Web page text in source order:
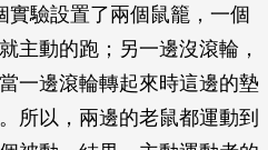
驗設置了兩個鼠籠，一個
主動的跑；另一邊沒滾輪，
一邊滾輪轉起來時這邊的墊
所以，兩邊的老鼠都運動到